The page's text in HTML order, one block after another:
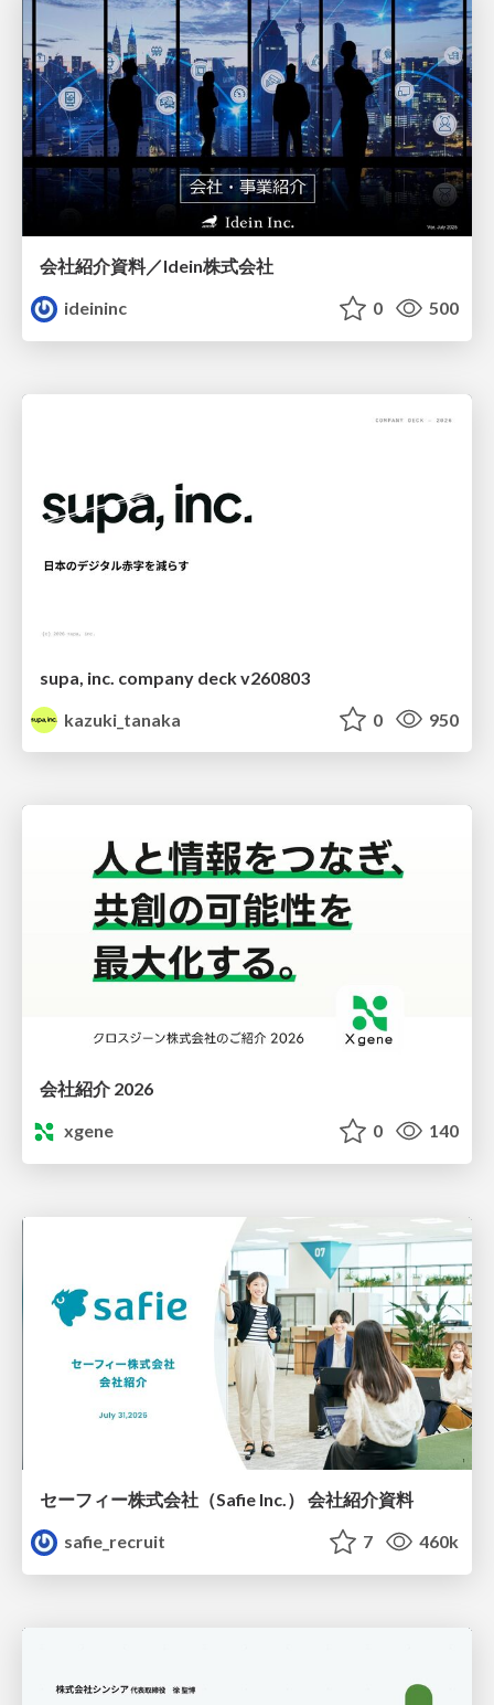
会社紹介資料／Idein株式会社
ideininc
0 500
supa, inc. company deck v260803
kazuki_tanaka
0 950
会社紹介 2026
xgene
0 140
セーフィー株式会社（Safie Inc.） 会社紹介資料
safie_recruit
7 460k